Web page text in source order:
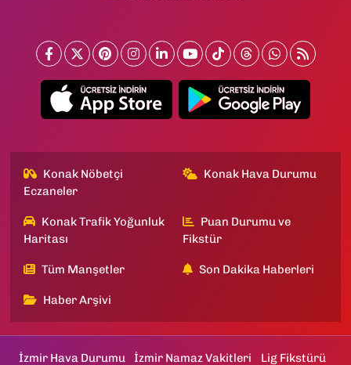
Konak Nöbetçi
Eczaneler
Konak Hava Durumu
Konak Trafik Yoğunluk
Haritası
Puan Durumu ve
Fikstür
Tüm Manşetler Son Dakika Haberleri
Haber Arşivi
İzmir Hava Durumu İzmir Namaz Vakitleri Lig Fikstürü